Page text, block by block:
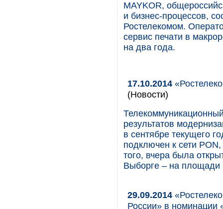
MAYKOR,
и бизнес-процессов,
Ростелекомом.
сервис печати в
на два года.
17.10.2014
(Новости)
результатов
в сентябре текущего
подключен к сети
того, вчера была
Выборге – на площади
29.09.2014
России» в номинации